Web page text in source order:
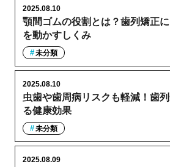
顎間ゴムの役割とは？歯列矯正
を動かすしくみ
2025.08.10
未分類
虫歯や歯周病リスクも軽減！歯
る健康効果
2025.08.10
未分類
2025.08.09